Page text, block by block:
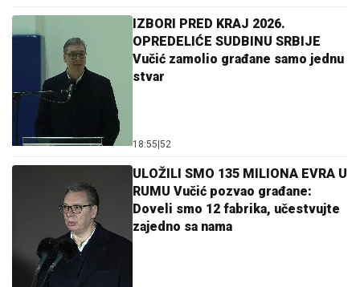
IZBORI PRED KRAJ 2026.
OPREDELIĆE SUDBINU SRBIJE
Vučić zamolio građane samo jednu
stvar
18:55|52
ULOŽILI SMO 135 MILIONA EVRA U
RUMU Vučić pozvao građane:
Doveli smo 12 fabrika, učestvujte
zajedno sa nama